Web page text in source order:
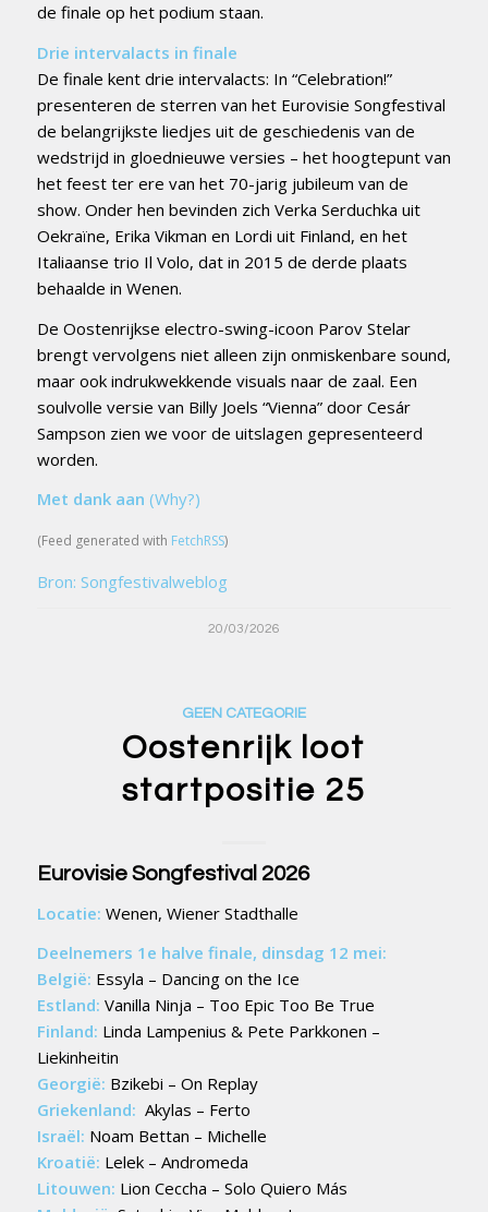
de finale op het podium staan.
Drie intervalacts in finale
De finale kent drie intervalacts: In “Celebration!”
presenteren de sterren van het Eurovisie Songfestival
de belangrijkste liedjes uit de geschiedenis van de
wedstrijd in gloednieuwe versies – het hoogtepunt van
het feest ter ere van het 70-jarig jubileum van de
show. Onder hen bevinden zich Verka Serduchka uit
Oekraïne, Erika Vikman en Lordi uit Finland, en het
Italiaanse trio Il Volo, dat in 2015 de derde plaats
behaalde in Wenen.
De Oostenrijkse electro-swing-icoon Parov Stelar
brengt vervolgens niet alleen zijn onmiskenbare sound,
maar ook indrukwekkende visuals naar de zaal. Een
soulvolle versie van Billy Joels “Vienna” door Cesár
Sampson zien we voor de uitslagen gepresenteerd
worden.
Met dank aan (Why?)
(Feed generated with FetchRSS)
Bron: Songfestivalweblog
20/03/2026
GEEN CATEGORIE
Oostenrijk loot
startpositie 25
Eurovisie Songfestival 2026
Locatie: Wenen, Wiener Stadthalle
Deelnemers 1e halve finale, dinsdag 12 mei:
België: Essyla – Dancing on the Ice
Estland: Vanilla Ninja – Too Epic Too Be True
Finland: Linda Lampenius & Pete Parkkonen –
Liekinheitin
Georgië: Bzikebi – On Replay
Griekenland: Akylas – Ferto
Israël: Noam Bettan – Michelle
Kroatië: Lelek – Andromeda
Litouwen: Lion Ceccha – Solo Quiero Más